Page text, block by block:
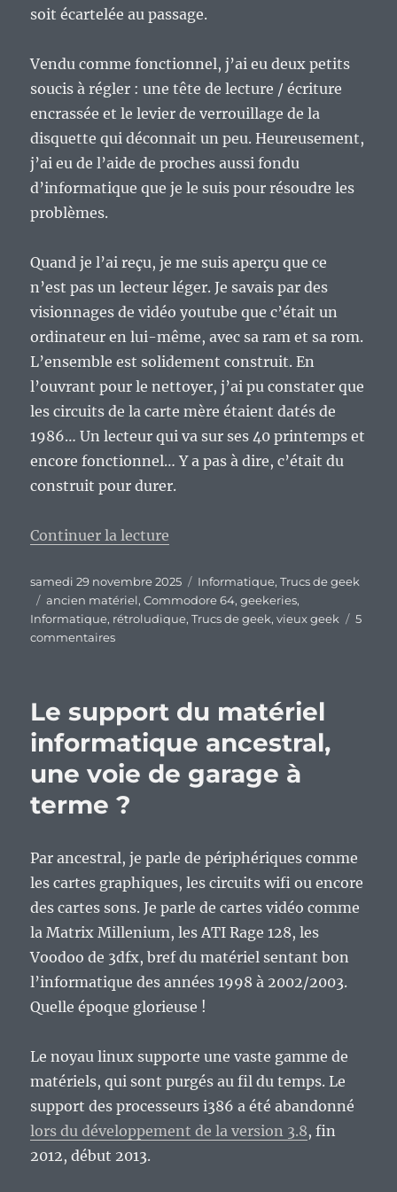
soit écartelée au passage.
Vendu comme fonctionnel, j’ai eu deux petits
soucis à régler : une tête de lecture / écriture
encrassée et le levier de verrouillage de la
disquette qui déconnait un peu. Heureusement,
j’ai eu de l’aide de proches aussi fondu
d’informatique que je le suis pour résoudre les
problèmes.
Quand je l’ai reçu, je me suis aperçu que ce
n’est pas un lecteur léger. Je savais par des
visionnages de vidéo youtube que c’était un
ordinateur en lui-même, avec sa ram et sa rom.
L’ensemble est solidement construit. En
l’ouvrant pour le nettoyer, j’ai pu constater que
les circuits de la carte mère étaient datés de
1986… Un lecteur qui va sur ses 40 printemps et
encore fonctionnel… Y a pas à dire, c’était du
construit pour durer.
Continuer la lecture
Publié
le
samedi 29 novembre 2025 Catégories
Informatique,Trucs de geek
Étiquettes
ancien matériel,Commodore 64,geekeries,
Informatique, rétroludique,Trucs de geek,vieux geek
5
commentairessur
rétroludique
et
son
utilisation
:)
Le support du matériel
informatique ancestral,
une voie de garage à
terme ?
Par ancestral, je parle de périphériques comme
les cartes graphiques, les circuits wifi ou encore
des cartes sons. Je parle de cartes vidéo comme
la Matrix Millenium, les ATI Rage 128, les
Voodoo de 3dfx, bref du matériel sentant bon
l’informatique des années 1998 à 2002/2003.
Quelle époque glorieuse !
Le noyau linux supporte une vaste gamme de
matériels, qui sont purgés au fil du temps. Le
support des processeurs i386 a été abandonné
lors du développement de la version 3.8, fin
2012, début 2013.